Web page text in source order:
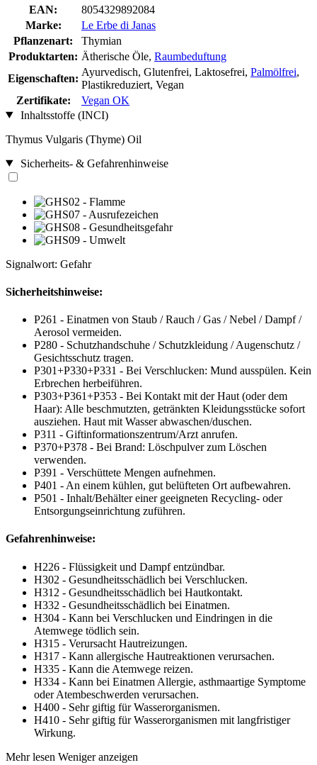
EAN:
8054329892084
Marke:
Le Erbe di Janas
Pflanzenart:
Thymian
Produktarten: Ätherische Öle, Raumbeduftung
Eigenschaften:
Ayurvedisch, Glutenfrei, Laktosefrei, Palmölfrei,
Plastikreduziert, Vegan
Zertifikate:
Vegan OK
Inhaltsstoffe (INCI)
Thymus Vulgaris (Thyme) Oil
Sicherheits- & Gefahrenhinweise
Signalwort: Gefahr
Sicherheitshinweise:
P261 - Einatmen von Staub / Rauch / Gas / Nebel / Dampf /
Aerosol vermeiden.
P280 - Schutzhandschuhe / Schutzkleidung / Augenschutz /
Gesichtsschutz tragen.
P301+P330+P331 - Bei Verschlucken: Mund ausspülen. Kein
Erbrechen herbeiführen.
P303+P361+P353 - Bei Kontakt mit der Haut (oder dem
Haar): Alle beschmutzten, getränkten Kleidungsstücke sofort
ausziehen. Haut mit Wasser abwaschen/duschen.
P311 - Giftinformationszentrum/Arzt anrufen.
P370+P378 - Bei Brand: Löschpulver zum Löschen
verwenden.
P391 - Verschüttete Mengen aufnehmen.
P401 - An einem kühlen, gut belüfteten Ort aufbewahren.
P501 - Inhalt/Behälter einer geeigneten Recycling- oder
Entsorgungseinrichtung zuführen.
Gefahrenhinweise:
H226 - Flüssigkeit und Dampf entzündbar.
H302 - Gesundheitsschädlich bei Verschlucken.
H312 - Gesundheitsschädlich bei Hautkontakt.
H332 - Gesundheitsschädlich bei Einatmen.
H304 - Kann bei Verschlucken und Eindringen in die
Atemwege tödlich sein.
H315 - Verursacht Hautreizungen.
H317 - Kann allergische Hautreaktionen verursachen.
H335 - Kann die Atemwege reizen.
H334 - Kann bei Einatmen Allergie, asthmaartige Symptome
oder Atembeschwerden verursachen.
H400 - Sehr giftig für Wasserorganismen.
H410 - Sehr giftig für Wasserorganismen mit langfristiger
Wirkung.
Mehr lesen Weniger anzeigen